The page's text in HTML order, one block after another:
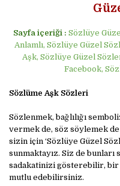
Sayfa içeriği : Sözlüye
Anlamlı, Sözlüye Güzel
Aşk, Sözlüye Güzel
Facebook,
Sözlüme Aşk Sözleri
Sözlenmek, bağlılığı
vermek de, söz söylemek
sizin için ‘Sözlüye Güzel
sunmaktayız. Siz de
sadakatinizi gösterebilir, bir
mutlu edebilirsiniz.